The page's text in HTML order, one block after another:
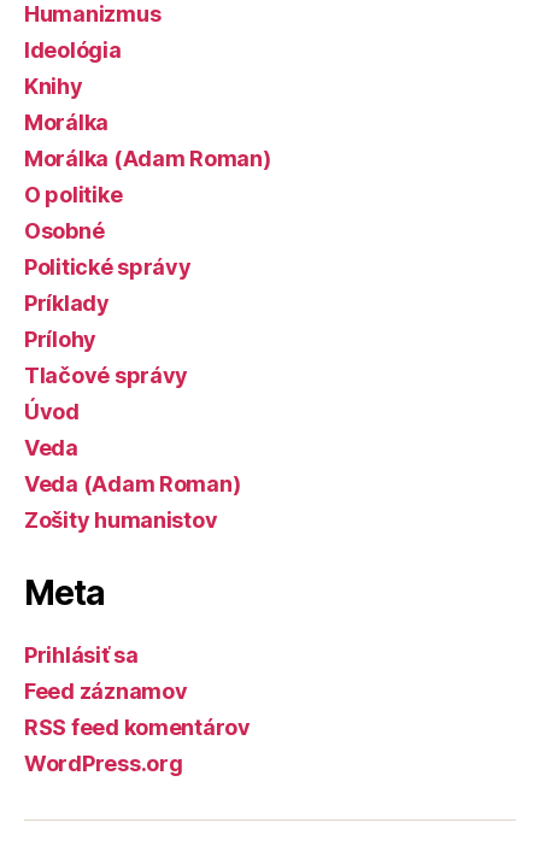
Humanizmus
Ideológia
Knihy
Morálka
Morálka (Adam Roman)
O politike
Osobné
Politické správy
Príklady
Prílohy
Tlačové správy
Úvod
Veda
Veda (Adam Roman)
Zošity humanistov
Meta
Prihlásiť sa
Feed záznamov
RSS feed komentárov
WordPress.org